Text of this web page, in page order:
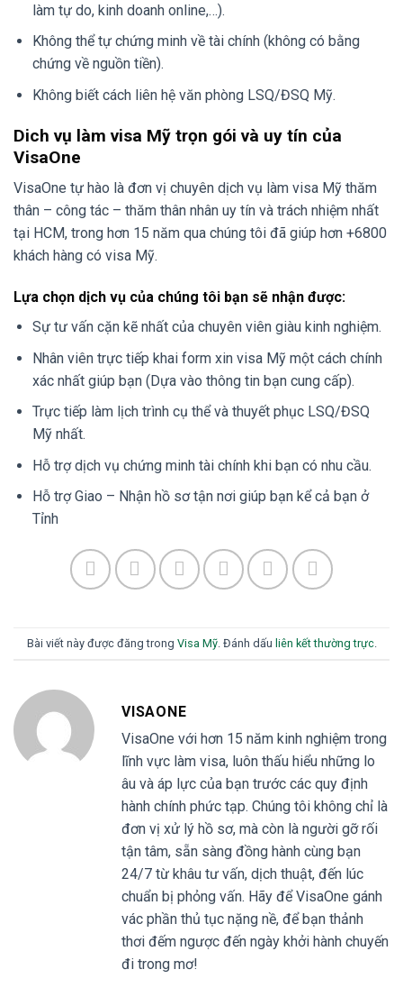
làm tự do, kinh doanh online,…).
Không thể tự chứng minh về tài chính (không có bằng
chứng về nguồn tiền).
Không biết cách liên hệ văn phòng LSQ/ĐSQ Mỹ.
Dich vụ làm visa Mỹ trọn gói và uy tín của
VisaOne
VisaOne tự hào là đơn vị chuyên dịch vụ làm visa Mỹ thăm
thân – công tác – thăm thân nhân uy tín và trách nhiệm nhất
tại HCM, trong hơn 15 năm qua chúng tôi đã giúp hơn +6800
khách hàng có visa Mỹ.
Lựa chọn dịch vụ của chúng tôi bạn sẽ nhận được:
Sự tư vấn cặn kẽ nhất của chuyên viên giàu kinh nghiệm.
Nhân viên trực tiếp khai form xin visa Mỹ một cách chính
xác nhất giúp bạn (Dựa vào thông tin bạn cung cấp).
Trực tiếp làm lịch trình cụ thể và thuyết phục LSQ/ĐSQ
Mỹ nhất.
Hỗ trợ dịch vụ chứng minh tài chính khi bạn có nhu cầu.
Hỗ trợ Giao – Nhận hồ sơ tận nơi giúp bạn kể cả bạn ở
Tỉnh
Bài viết này được đăng trong Visa Mỹ. Đánh dấu liên kết thường trực.
VISAONE
VisaOne với hơn 15 năm kinh nghiệm trong
lĩnh vực làm visa, luôn thấu hiểu những lo
âu và áp lực của bạn trước các quy định
hành chính phức tạp. Chúng tôi không chỉ là
đơn vị xử lý hồ sơ, mà còn là người gỡ rối
tận tâm, sẵn sàng đồng hành cùng bạn
24/7 từ khâu tư vấn, dịch thuật, đến lúc
chuẩn bị phỏng vấn. Hãy để VisaOne gánh
vác phần thủ tục nặng nề, để bạn thảnh
thơi đếm ngược đến ngày khởi hành chuyến
đi trong mơ!